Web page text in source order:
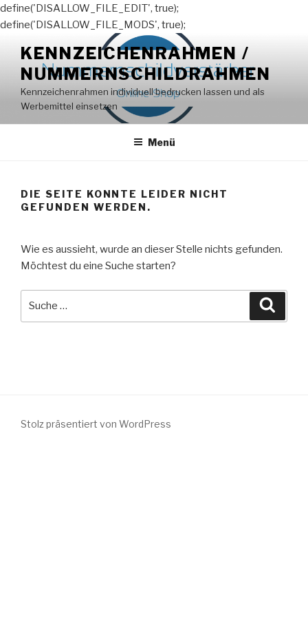
define('DISALLOW_FILE_EDIT', true);
define('DISALLOW_FILE_MODS', true);
Inhalt
springen
KENNZEICHENRAHMEN /
NUMMERNSCHILDRAHMEN
Kennzeichenrahmen individuell bedrucken lassen und als
Werbemittel einsetzen
Menü
DIE SEITE KONNTE LEIDER NICHT
GEFUNDEN WERDEN.
Wie es aussieht, wurde an dieser Stelle nichts gefunden.
Möchtest du eine Suche starten?
Stolz präsentiert von WordPress